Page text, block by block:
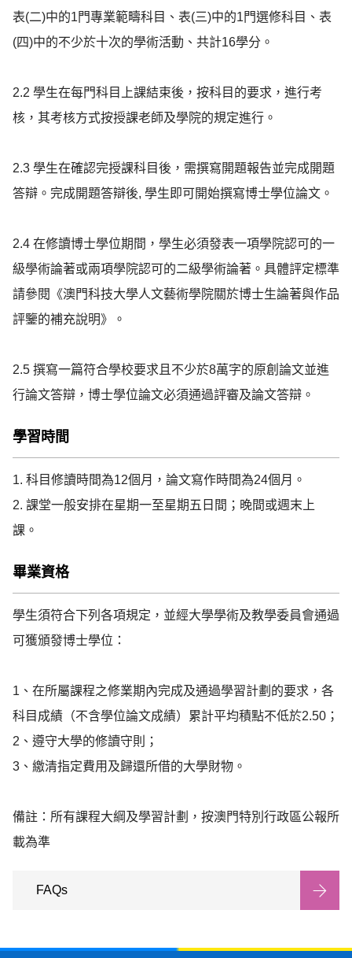
表(二)中的1門專業範疇科目、表(三)中的1門選修科目、表
(四)中的不少於十次的學術活動、共計16學分。
2.2 學生在每門科目上課結束後，按科目的要求，進行考
核，其考核方式按授課老師及學院的規定進行。
2.3 學生在確認完授課科目後，需撰寫開題報告並完成開題
答辯。完成開題答辯後, 學生即可開始撰寫博士學位論文。
2.4 在修讀博士學位期間，學生必須發表一項學院認可的一
級學術論著或兩項學院認可的二級學術論著。具體評定標準
請參閱《澳門科技大學人文藝術學院關於博士生論著與作品
評鑒的補充說明》。
2.5 撰寫一篇符合學校要求且不少於8萬字的原創論文並進
行論文答辯，博士學位論文必須通過評審及論文答辯。
學習時間
1. 科目修讀時間為12個月，論文寫作時間為24個月。
2. 課堂一般安排在星期一至星期五日間；晚間或週末上
課。
畢業資格
學生須符合下列各項規定，並經大學學術及教學委員會通過
可獲頒發博士學位：
1、在所屬課程之修業期內完成及通過學習計劃的要求，各
科目成績（不含學位論文成績）累計平均積點不低於2.50；
2、遵守大學的修讀守則；
3、繳清指定費用及歸還所借的大學財物。
備註：所有課程大綱及學習計劃，按澳門特別行政區公報所
載為準
FAQs